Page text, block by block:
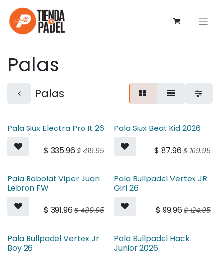
Ir al contenido
Palas
Palas
Pala Siux Electra Pro It 26
$ 335.96 $419.95
Pala Siux Beat Kid 2026
$ 87.96 $109.95
Pala Babolat Viper Juan
Lebron FW
$ 391.96 $489.95
Pala Bullpadel Vertex JR
Girl 26
$ 99.96 $124.95
Pala Bullpadel Vertex Jr
Boy 26
Pala Bullpadel Hack
Junior 2026